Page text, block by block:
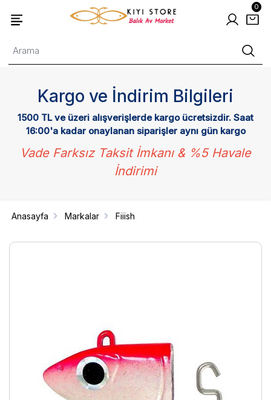
0
Kargo ve İndirim Bilgileri
1500 TL ve üzeri alışverişlerde kargo ücretsizdir. Saat
16:00'a kadar onaylanan siparişler aynı gün kargo
Vade Farksız Taksit İmkanı & %5 Havale
İndirimi
Anasayfa Markalar Fiiish